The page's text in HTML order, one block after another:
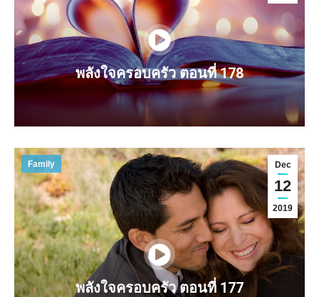
พลังใจครอบครัว ตอนที่ 178
Dec
12
2019
Family
พลังใจครอบครัว ตอนที่ 177